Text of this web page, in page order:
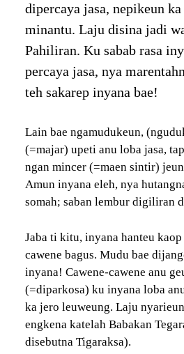
dipercaya jasa, nepikeun
minantu. Laju disina jadi
Pahiliran. Ku sabab rasa
percaya jasa, nya
teh sakarep inyana bae!
Lain bae ngamudukeun,
(=majar) upeti anu loba jasa,
ngan mincer (=maen sintir)
Amun inyana eleh, nya
somah; saban lembur digiliran
Jaba ti kitu, inyana hanteu
cawene bagus. Mudu bae
inyana! Cawene-cawene anu
(=diparkosa) ku inyana loba
ka jero leuweung. Laju
engkena katelah Babakan
disebutna Tigaraksa).